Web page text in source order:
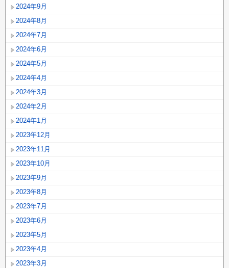
2024年9月
2024年8月
2024年7月
2024年6月
2024年5月
2024年4月
2024年3月
2024年2月
2024年1月
2023年12月
2023年11月
2023年10月
2023年9月
2023年8月
2023年7月
2023年6月
2023年5月
2023年4月
2023年3月